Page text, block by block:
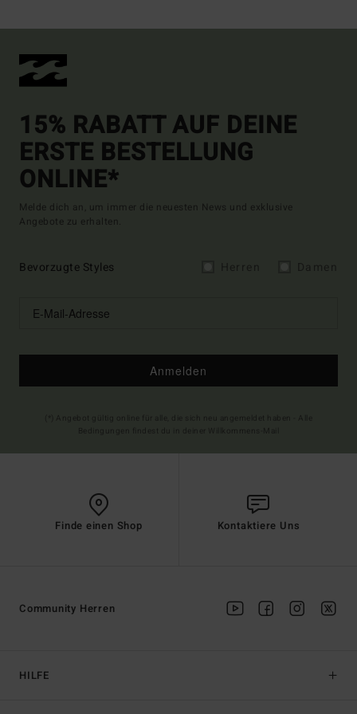
15% RABATT AUF DEINE
ERSTE BESTELLUNG
ONLINE*
Melde dich an, um immer die neuesten News und exklusive
Angebote zu erhalten.
Bevorzugte Styles
Anmelden
Finde einen Shop Kontaktiere Uns
HILFE
Community Herren